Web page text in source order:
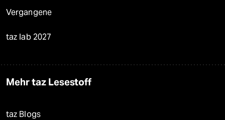
Vergangene
taz lab 2027
Mehr taz Lesestoff
taz Blogs